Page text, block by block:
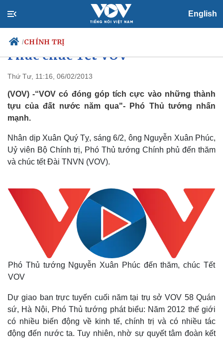
English
/CHÍNH TRỊ
Chính trị
Đảng
Tổ chức nhân sự
Nhận diện sự thật
Xã hội
Tin 24h
Dấu ấn VOV
Việc làm
Phó Thủ tướng Nguyễn Xuân
Phúc chúc Tết VOV
Thứ Tư, 11:16, 06/02/2013
(VOV) -“VOV có đóng góp tích cực vào những thành
tựu của đất nước năm qua"- Phó Thủ tướng nhấn
mạnh.
Nhân dịp Xuân Quý Tỵ, sáng 6/2, ông Nguyễn Xuân Phúc,
Uỷ viên Bộ Chính trị, Phó Thủ tướng Chính phủ đến thăm
và chúc tết Đài TNVN (VOV).
Phó Thủ tướng Nguyễn Xuân Phúc đến thăm, chúc Tết
VOV
Dự giao ban trực tuyến cuối năm tại trụ sở VOV 58 Quán
sứ, Hà Nội, Phó Thủ tướng phát biểu: Năm 2012 thế giới
có nhiều biến động về kinh tế, chính trị và có nhiều tác
động đến nước ta. Tuy nhiên, nhờ sự quyết tâm đoàn kết